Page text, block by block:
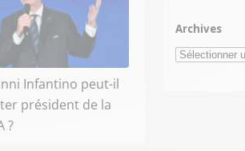
Infantino peut-il
président de la
?
Archives
Archives